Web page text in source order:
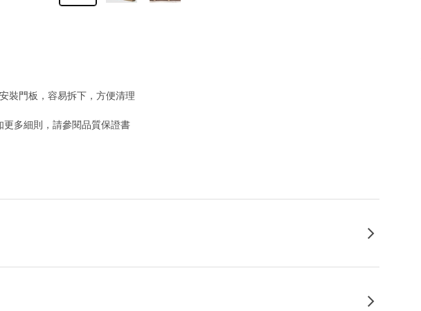
裝門板，容易拆下，方便清理
多細則，請參閱品質保證書